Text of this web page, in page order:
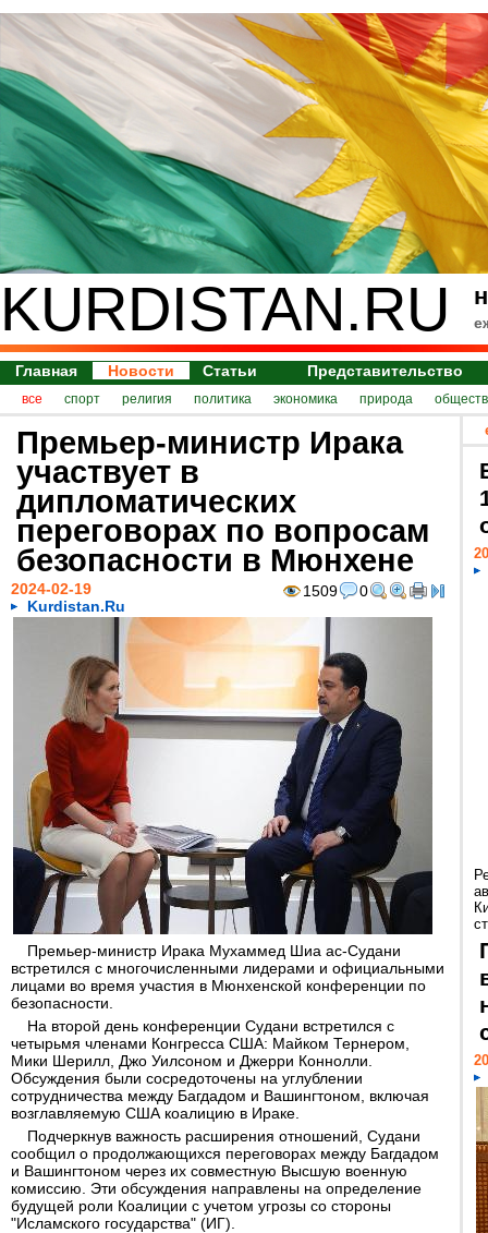
KURDISTAN.RU
Главная Новости Статьи Представительство
все спорт религия политика экономика природа
Премьер-министр Ирака
участвует в
дипломатических
переговорах по вопросам
безопасности в Mюнхене
1509 0
2024-02-19
Kurdistan.Ru
Премьер-министр Ирака Мухаммед Шиа ас-Судани
встретился с многочисленными лидерами и официальными
лицами во время участия в Мюнхенской конференции по
безопасности.
На второй день конференции Судани встретился с
четырьмя членами Конгресса США: Майком Тернером,
Мики Шерилл, Джо Уилсоном и Джерри Коннолли.
Обсуждения были сосредоточены на углублении
сотрудничества между Багдадом и Вашингтоном, включая
возглавляемую США коалицию в Ираке.
Подчеркнув важность расширения отношений, Судани
сообщил о продолжающихся переговорах между Багдадом
и Вашингтоном через их совместную Высшую военную
комиссию. Эти обсуждения направлены на определение
будущей роли Коалиции с учетом угрозы со стороны
"Исламского государства" (ИГ).